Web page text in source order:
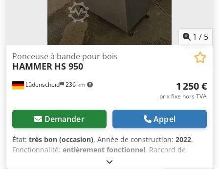
1 / 5
Lüdenscheid 236 km
Ponceuse à bande pour bois
HAMMER HS 950
1 250 €
prix fixe hors TVA
Demander Appel
État: très bon (occasion), Année de construction: 2022,
Fonctionnalité: entièrement fonctionnel, Raccord de
dépoussiérage : 120 mm (diamètre) Vitesse de la bande :